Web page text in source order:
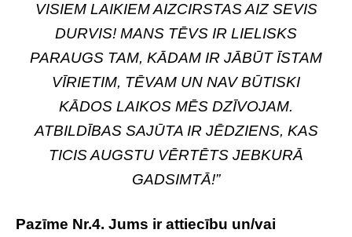
VISIEM LAIKIEM AIZCIRSTAS AIZ SEVIS
DURVIS! MANS TĒVS IR LIELISKS
PARAUGS TAM, KĀDAM IR JĀBŪT ĪSTAM
VĪRIETIM, TĒVAM UN NAV BŪTISKI
KĀDOS LAIKOS MĒS DZĪVOJAM.
ATBILDĪBAS SAJŪTA IR JĒDZIENS, KAS
TICIS AUGSTU VĒRTĒTS JEBKURĀ
GADSIMTĀ!”
Pazīme Nr.4. Jums ir attiecību un/vai